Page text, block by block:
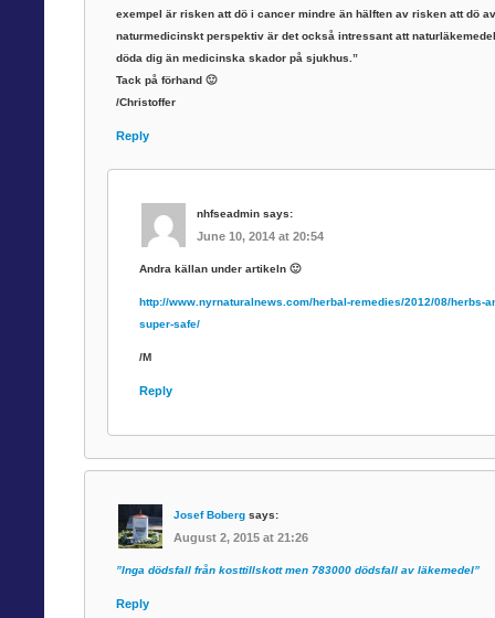
exempel är risken att dö i cancer mindre än hälften av risken att dö
naturmedicinskt perspektiv är det också intressant att
döda dig än medicinska skador på sjukhus.”
Tack på förhand 🙂
/Christoffer
Reply
nhfseadmin says:
June 10, 2014 at 20:54
Andra källan under artikeln 🙂
http://www.nyrnaturalnews.com/herbal-remedies/2012/08/herbs-
super-safe/
/M
Reply
Josef Boberg says:
August 2, 2015 at 21:26
”Inga dödsfall från kosttillskott men 783000 dödsfall av läkemedel”
Reply